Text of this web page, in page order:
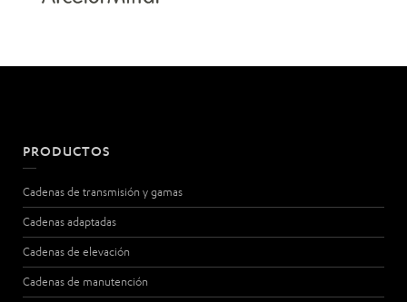
PRODUCTOS
Cadenas de transmisión y gamas
Cadenas adaptadas
Cadenas de elevación
Cadenas de manutención